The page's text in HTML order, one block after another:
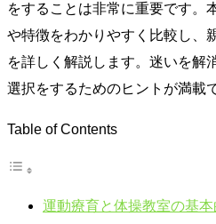
をすることは非常に重要です。
や特徴をわかりやすく比較し、
を詳しく解説します。迷いを解
選択をするためのヒントが満載
Table of Contents
運動療育と体操教室の基